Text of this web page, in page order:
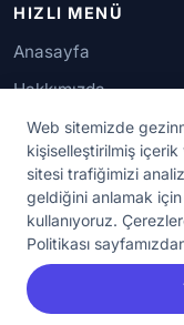
Web sitemizde
kişiselleştirilmiş
sitesi trafiğimizi
geldiğini anlamak
kullanıyoruz.
Politikası
HIZLI MENÜ
Anasayfa
Hakkımızda
İletişim
YASAL KORUMA
Kullanım Koşulları
Gizlilik Sözleşmesi
KVKK Aydınlatma